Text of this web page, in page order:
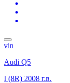
vin
Audi Q5
I (8R) 2008 г.в.